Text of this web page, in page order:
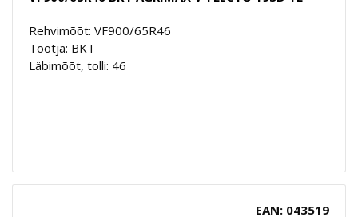
Rehvimõõt: VF900/65R46
Tootja: BKT
Läbimõõt, tolli: 46
EAN: 043519